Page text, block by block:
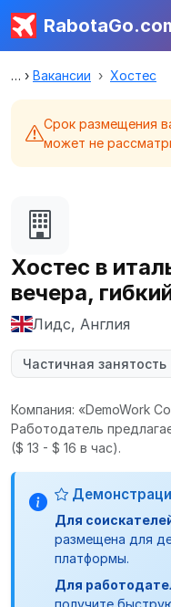
Вакансии Хостес
Срок размещения
может не
Хостес в
вечера,
Лидс, Англия
Частичная занятость
Компания: «DemoWork
Работодатель
($ 13 - $ 16 в час).
Для
размещена для
платформы.
Для
получите